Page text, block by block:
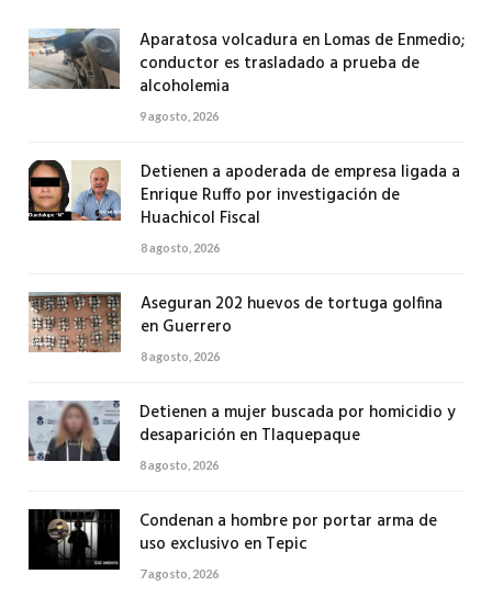
Aparatosa volcadura en Lomas de Enmedio;
conductor es trasladado a prueba de
alcoholemia
9 agosto, 2026
Detienen a apoderada de empresa ligada a
Enrique Ruffo por investigación de
Huachicol Fiscal
8 agosto, 2026
Aseguran 202 huevos de tortuga golfina
en Guerrero
8 agosto, 2026
Detienen a mujer buscada por homicidio y
desaparición en Tlaquepaque
8 agosto, 2026
Condenan a hombre por portar arma de
uso exclusivo en Tepic
7 agosto, 2026